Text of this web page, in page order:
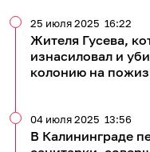
Жителя Гусева,
изнасиловал и
колонию на
25 июля 2025 16:22
В Калининграде
04 июля 2025 13:56